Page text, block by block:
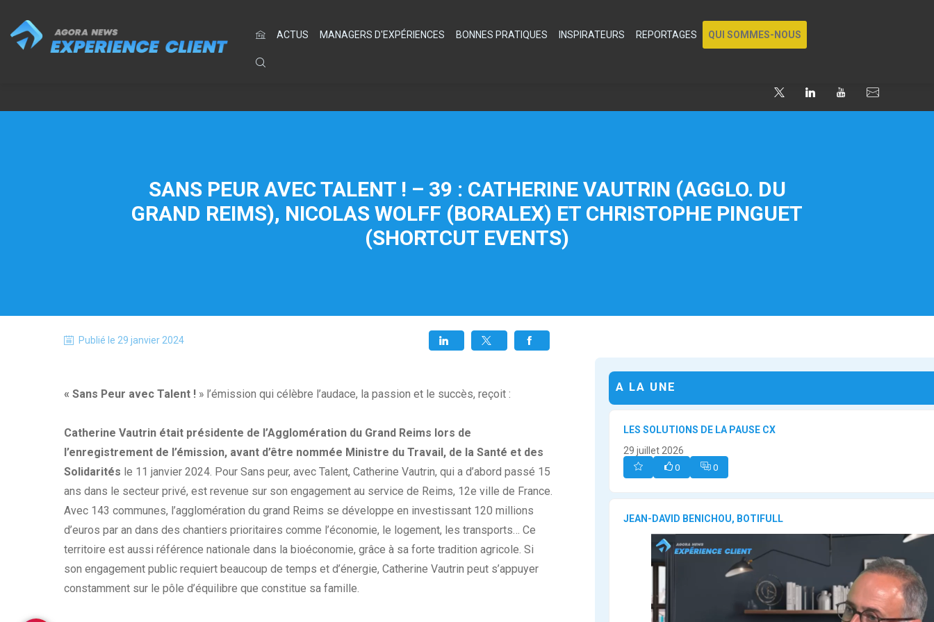
ACTUS MANAGERS D'EXPÉRIENCES BONNES PRATIQUES INSPIRATEURS REPORTAGES QUI SOMMES-NOUS
SANS PEUR AVEC TALENT ! – 39 : CATHERINE VAUTRIN (AGGLO. DU
GRAND REIMS), NICOLAS WOLFF (BORALEX) ET CHRISTOPHE PINGUET
(SHORTCUT EVENTS)
Publié le 29 janvier 2024
« Sans Peur avec Talent ! » l’émission qui célèbre l’audace, la passion et le succès, reçoit :
Catherine Vautrin était présidente de l’Agglomération du Grand Reims lors de
l’enregistrement de l’émission, avant d’être nommée Ministre du Travail, de la Santé et des
Solidarités le 11 janvier 2024. Pour Sans peur, avec Talent, Catherine Vautrin, qui a d’abord passé 15
ans dans le secteur privé, est revenue sur son engagement au service de Reims, 12e ville de France.
Avec 143 communes, l’agglomération du grand Reims se développe en investissant 120 millions
d’euros par an dans des chantiers prioritaires comme l’économie, le logement, les transports… Ce
territoire est aussi référence nationale dans la bioéconomie, grâce à sa forte tradition agricole. Si
son engagement public requiert beaucoup de temps et d’énergie, Catherine Vautrin peut s’appuyer
constamment sur le pôle d’équilibre que constitue sa famille.
A LA UNE
LES SOLUTIONS DE LA PAUSE CX
29 juillet 2026
0 0
JEAN-DAVID BENICHOU, BOTIFULL